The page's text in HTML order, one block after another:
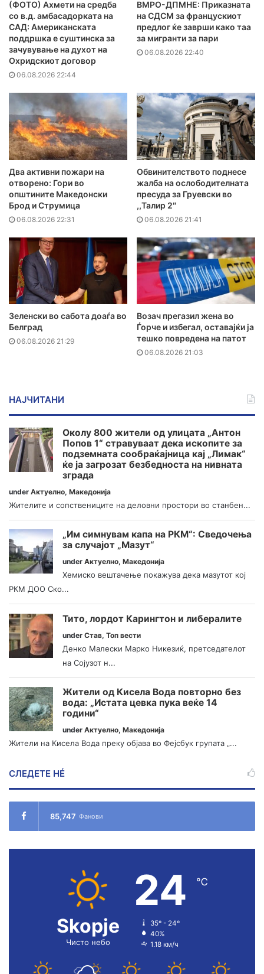
(ФОТО) Ахмети на средба
со в.д. амбасадорката на
САД: Американската
поддршка е суштинска за
зачувување на духот на
Охридскиот договор
06.08.2026 22:44
ВМРО-ДПМНЕ: Приказната
на СДСМ за францускиот
предлог ќе заврши како таа
за мигранти за пари
06.08.2026 22:40
Два активни пожари на
отворено: Гори во
општините Македонски
Брод и Струмица
06.08.2026 22:31
Обвинителството поднесе
жалба на ослободителната
пресуда за Груевски во
,,Талир 2″
06.08.2026 21:41
Зеленски во сабота доаѓа во
Белград
06.08.2026 21:29
Возач прегазил жена во
Ѓорче и избегал, оставајќи ја
тешко повредена на патот
06.08.2026 21:03
НАЈЧИТАНИ
Околу 800 жители од улицата „Антон
Попов 1“ стравуваат дека ископите за
подземната сообраќајница кај „Лимак“
ќе ја загрозат безбедноста на нивната
зграда
under Актуелно, Македонија
Жителите и сопствениците на деловни простори во станбен...
„Им симнувам капа на РКМ“: Сведочења
за случајот „Мазут“
under Актуелно, Македонија
Хемиско вештачење покажува дека мазутот кој
РКМ ДОО Ско...
Тито, лордот Карингтон и либералите
under Став, Топ вести
Денко Малески Марко Никезиќ, претседателот
на Сојузот н...
Жители од Кисела Вода повторно без
вода: „Истата цевка пука веќе 14
години“
under Актуелно, Македонија
Жители на Кисела Вода преку објава во Фејсбук групата „...
СЛЕДЕТЕ НÉ
85,747 Фанови
Skopje
Чисто небо
24 ℃
35º - 24º
40%
1.18 км/ч